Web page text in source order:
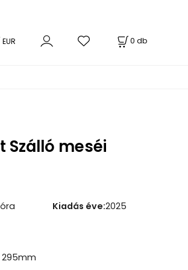
0 db
Szálló meséi
Kiadás éve:2025
295mm